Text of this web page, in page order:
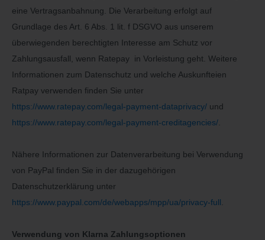
eine Vertragsanbahnung. Die Verarbeitung erfolgt auf
Grundlage des Art. 6 Abs. 1 lit. f DSGVO aus unserem
überwiegenden berechtigten Interesse am Schutz vor
Zahlungsausfall, wenn Ratepay in Vorleistung geht. Weitere
Informationen zum Datenschutz und welche Auskunfteien
Ratpay verwenden finden Sie unter
https://www.ratepay.com/legal-payment-dataprivacy/ und
https://www.ratepay.com/legal-payment-creditagencies/
Nähere Informationen zur Datenverarbeitung bei Verwendung
von PayPal finden Sie in der dazugehörigen
Datenschutzerklärung unter
https://www.paypal.com/de/webapps/mpp/ua/privacy-full
Verwendung von Klarna Zahlungsoptionen